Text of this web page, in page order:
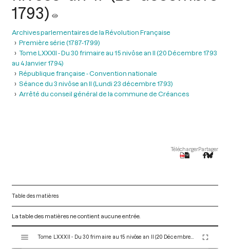
1793)
Archives parlementaires de la Révolution Française
Première série (1787-1799)
Tome LXXXII - Du 30 frimaire au 15 nivôse an II (20 Décembre 1793
au 4 Janvier 1794)
République française - Convention nationale
Séance du 3 nivôse an II (Lundi 23 décembre 1793)
Arrêté du conseil général de la commune de Créances
TéléchargerPartager
Table des matières
La table des matières ne contient aucune entrée.